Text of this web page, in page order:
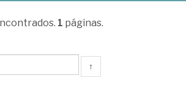
1 páginas.
↑